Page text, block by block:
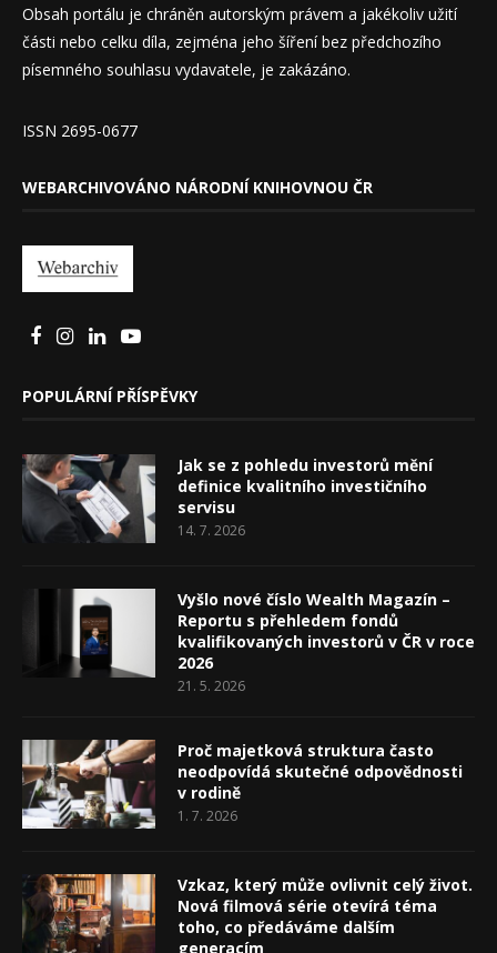
Obsah portálu je chráněn autorským právem a jakékoliv užití
části nebo celku díla, zejména jeho šíření bez předchozího
písemného souhlasu vydavatele, je zakázáno.
ISSN 2695-0677
WEBARCHIVOVÁNO NÁRODNÍ KNIHOVNOU ČR
POPULÁRNÍ PŘÍSPĚVKY
Jak se z pohledu investorů mění
definice kvalitního investičního
servisu
14. 7. 2026
Vyšlo nové číslo Wealth Magazín –
Reportu s přehledem fondů
kvalifikovaných investorů v ČR v roce
2026
21. 5. 2026
Proč majetková struktura často
neodpovídá skutečné odpovědnosti
v rodině
1. 7. 2026
Vzkaz, který může ovlivnit celý život.
Nová filmová série otevírá téma
toho, co předáváme dalším
generacím